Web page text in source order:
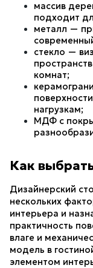
массив
подходит
металл —
стекло —
комнат;
нагрузкам;
МДФ с
Как
Дизайнерский
нескольких
интерьера и
практичность
влаге и
модель в
элементом